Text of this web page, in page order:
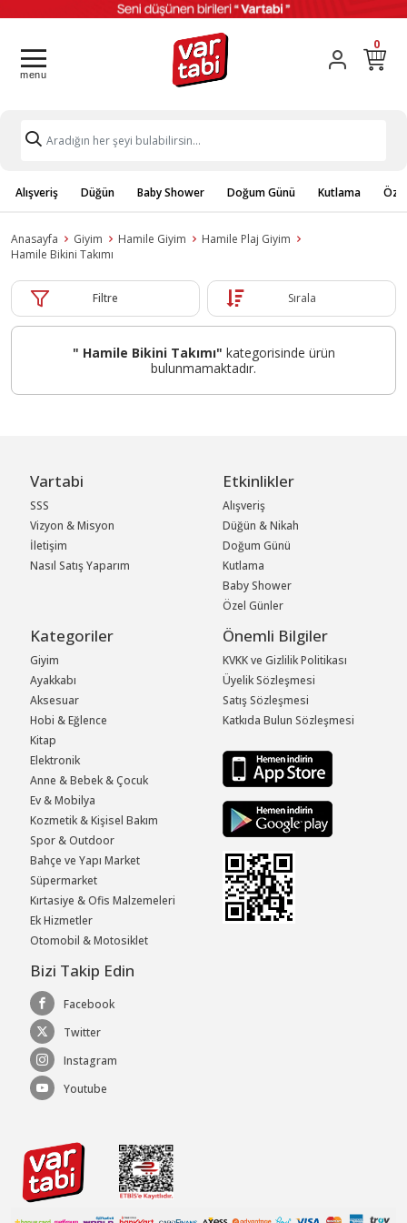
0
Alışveriş Düğün Baby Shower Doğum Günü Kutlama
Anasayfa Giyim Hamile Giyim
Hamile Plaj Giyim
Hamile Bikini Takımı
Filtre Sırala
" Hamile Bikini Takımı" kategorisinde ürün
bulunmamaktadır.
Vartabi
SSS
Vizyon & Misyon
İletişim
Nasıl Satış Yaparım
Etkinlikler
Alışveriş
Düğün & Nikah
Doğum Günü
Kutlama
Baby Shower
Özel Günler
Kategoriler
Giyim
Ayakkabı
Aksesuar
Hobi & Eğlence
Kitap
Elektronik
Anne & Bebek & Çocuk
Ev & Mobilya
Kozmetik & Kişisel Bakım
Spor & Outdoor
Bahçe ve Yapı Market
Süpermarket
Kırtasiye & Ofis Malzemeleri
Ek Hizmetler
Otomobil & Motosiklet
Önemli Bilgiler
KVKK ve Gizlilik Politikası
Üyelik Sözleşmesi
Satış Sözleşmesi
Katkıda Bulun Sözleşmesi
Bizi Takip Edin
Facebook
Twitter
Instagram
Youtube